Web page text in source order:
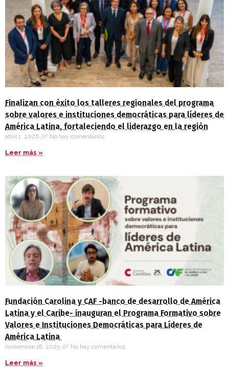
Finalizan con éxito los talleres regionales del programa
sobre valores e instituciones democráticas para líderes de
América Latina, fortaleciendo el liderazgo en la región
abril 1, 2026 No hay comentarios
Leer más »
Fundación Carolina y CAF -banco de desarrollo de América
Latina y el Caribe- inauguran el Programa Formativo sobre
Valores e Instituciones Democráticas para Líderes de
América Latina
noviembre 18, 2025 No hay comentarios
Leer más »